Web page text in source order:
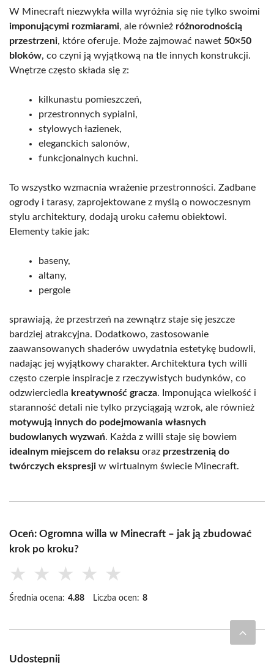
W Minecraft niezwykła willa wyróżnia się nie tylko swoimi
imponującymi rozmiarami, ale również różnorodnością
przestrzeni, które oferuje. Może zajmować nawet 50×50
bloków, co czyni ją wyjątkową na tle innych konstrukcji.
Wnętrze często składa się z:
kilkunastu pomieszczeń,
przestronnych sypialni,
stylowych łazienek,
eleganckich salonów,
funkcjonalnych kuchni.
To wszystko wzmacnia wrażenie przestronności. Zadbane
ogrody i tarasy, zaprojektowane z myślą o nowoczesnym
stylu architektury, dodają uroku całemu obiektowi.
Elementy takie jak:
baseny,
altany,
pergole
sprawiają, że przestrzeń na zewnątrz staje się jeszcze
bardziej atrakcyjna. Dodatkowo, zastosowanie
zaawansowanych shaderów uwydatnia estetykę budowli,
nadając jej wyjątkowy charakter. Architektura tych willi
często czerpie inspiracje z rzeczywistych budynków, co
odzwierciedla kreatywność gracza. Imponująca wielkość i
staranność detali nie tylko przyciągają wzrok, ale również
motywują innych do podejmowania własnych
budowlanych wyzwań. Każda z willi staje się bowiem
idealnym miejscem do relaksu oraz przestrzenią do
twórczych ekspresji w wirtualnym świecie Minecraft.
Oceń: Ogromna willa w Minecraft – jak ją zbudować
krok po kroku?
★ ★ ★ ★ ★
Średnia ocena: 4.88 Liczba ocen: 8
Udostępnij